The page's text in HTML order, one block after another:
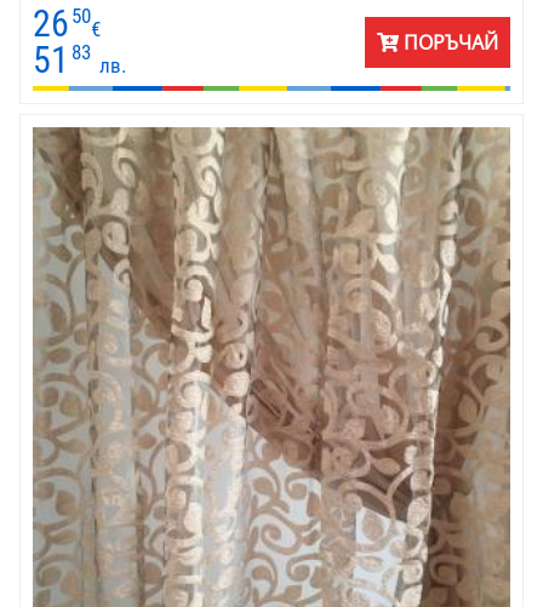
26 50
€
51 83
лв.
ПОРЪЧАЙ